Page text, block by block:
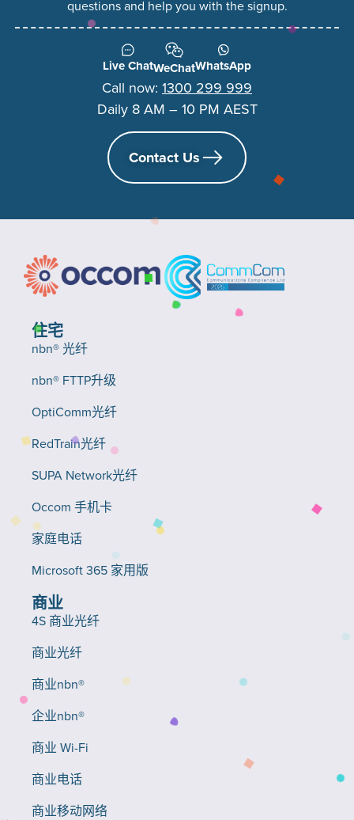
questions and help you with the signup.
Live ChatWeChatWhatsApp
Call now: 1300 299 999
Daily 8 AM – 10 PM AEST
Contact Us
住宅
nbn® 光纤
nbn® FTTP升级
OptiComm光纤
RedTrain光纤
SUPA Network光纤
Occom 手机卡
家庭电话
Microsoft 365 家用版
商业
4S 商业光纤
商业光纤
商业nbn®
企业nbn®
商业 Wi-Fi
商业电话
商业移动网络